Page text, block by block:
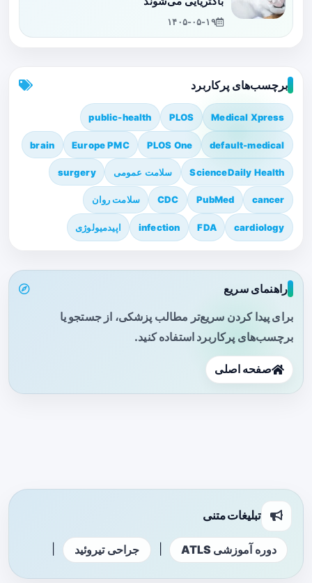
۱۴۰۵-۰۵-۱۹
برچسب‌های پرکاربرد
Medical Xpress
PLOS
public-health
default-medical
PLOS One
Europe PMC
brain
ScienceDaily Health سلامت عمومی surgery
cancer
PubMed
CDC سلامت روان
cardiology
FDA
infection اپیدمیولوژی
راهنمای سریع
برای پیدا کردن سریع‌تر مطالب پزشکی، از جستجو یا
برچسب‌های پرکاربرد استفاده کنید.
صفحه اصلی
تبلیغات متنی
دوره آموزشی ATLS جراحی تیروئید